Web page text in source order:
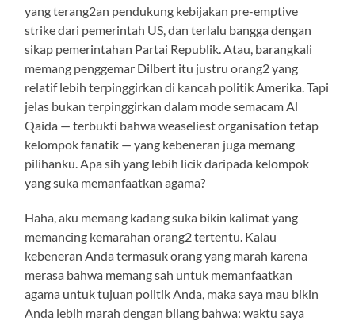
yang terang2an pendukung kebijakan pre-emptive
strike dari pemerintah US, dan terlalu bangga dengan
sikap pemerintahan Partai Republik. Atau, barangkali
memang penggemar Dilbert itu justru orang2 yang
relatif lebih terpinggirkan di kancah politik Amerika. Tapi
jelas bukan terpinggirkan dalam mode semacam Al
Qaida — terbukti bahwa weaseliest organisation tetap
kelompok fanatik — yang kebeneran juga memang
pilihanku. Apa sih yang lebih licik daripada kelompok
yang suka memanfaatkan agama?
Haha, aku memang kadang suka bikin kalimat yang
memancing kemarahan orang2 tertentu. Kalau
kebeneran Anda termasuk orang yang marah karena
merasa bahwa memang sah untuk memanfaatkan
agama untuk tujuan politik Anda, maka saya mau bikin
Anda lebih marah dengan bilang bahwa: waktu saya